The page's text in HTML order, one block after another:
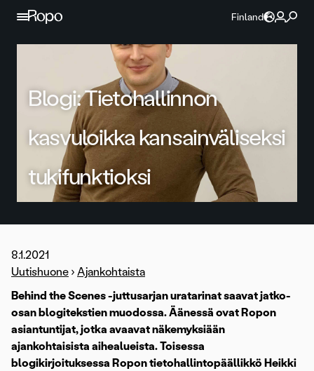
Jatka sisältöön
Finland
Blogi: Tietohallinnon
kasvuloikka kansainväliseksi
tukifunktioksi
8.1.2021
Uutishuone › Ajankohtaista
Behind the Scenes -juttusarjan uratarinat saavat jatko-
osan blogitekstien muodossa. Äänessä ovat Ropon
asiantuntijat, jotka avaavat näkemyksiään
ajankohtaisista aihealueista. Toisessa
blogikirjoituksessa Ropon tietohallintopäällikkö Heikki